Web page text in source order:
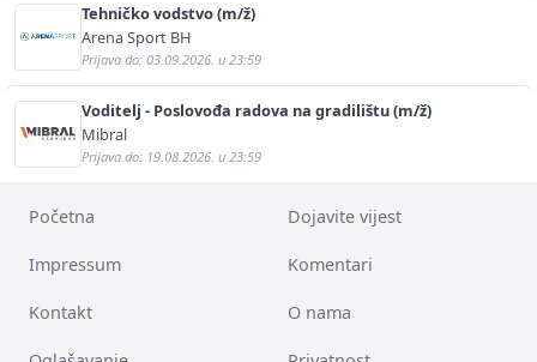
Tehničko vodstvo (m/ž)
Arena Sport BH
Prijava do: 03.09.2026. u 23:59
Voditelj - Poslovođa radova na gradilištu (m/ž)
Mibral
Prijava do: 19.08.2026. u 23:59
Početna Dojavite vijest
Impressum Komentari
Kontakt O nama